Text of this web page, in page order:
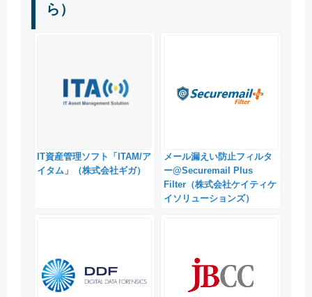
ら）
IT資産管理ソフト「ITAM/ア
イタム」（株式会社ギガ）
メール漏えい防止フィルタ
ー@Securemail Plus
Filter（株式会社ケイティケ
イソリューションズ）